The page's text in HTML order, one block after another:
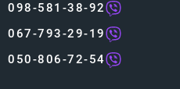
098-581-38-92
067-793-29-19
050-806-72-54